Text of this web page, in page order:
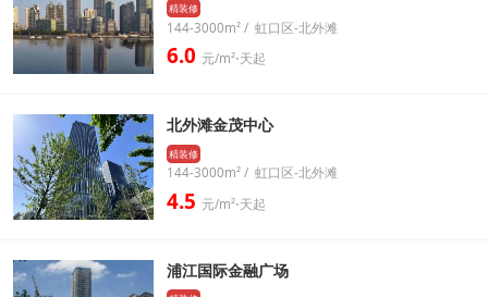
精装修
144-3000m² / 虹口区-北外滩
6.0 元/m²⋅天起
北外滩金茂中心
精装修
144-3000m² / 虹口区-北外滩
4.5 元/m²⋅天起
浦江国际金融广场